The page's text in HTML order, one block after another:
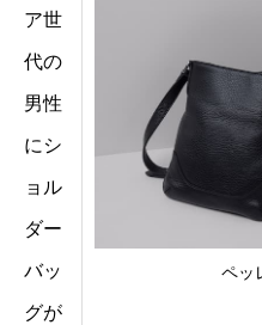
ペッ
ア世
代の
男性
にシ
ョル
ダー
バッ
グが